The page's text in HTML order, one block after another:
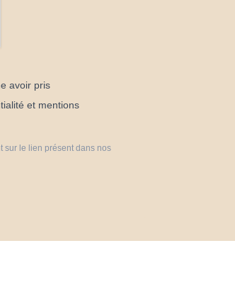
avoir pris
et mentions
sur le lien présent dans nos